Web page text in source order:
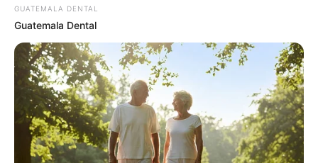
You Wouldn't Believe It If It Wasn't Caught On
Camera!
BRAINBERRIES
GUATEMALA DENTAL
Guatemala Dental